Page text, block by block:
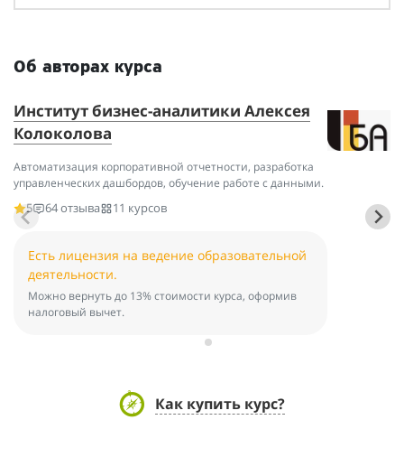
Об авторах курса
Институт бизнес-аналитики Алексея
Колоколова
Автоматизация корпоративной отчетности, разработка
управленческих дашбордов, обучение работе с данными.
5
64 отзыва 11 курсов
Есть лицензия на ведение образовательной
деятельности.
Можно вернуть до 13% стоимости курса, оформив
налоговый вычет.
Как купить курс?